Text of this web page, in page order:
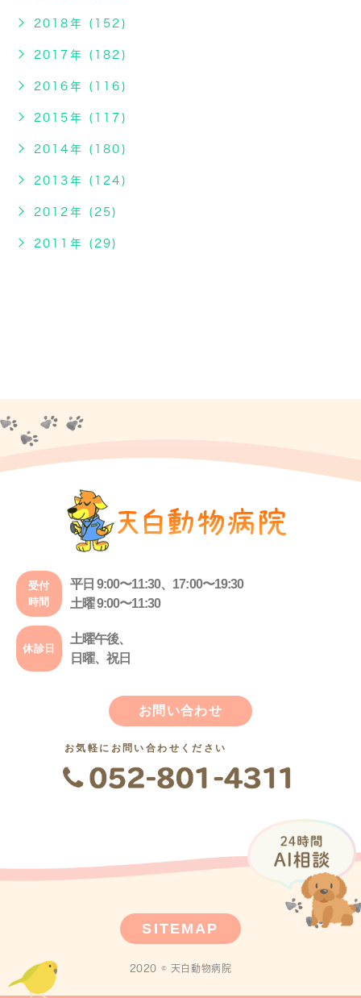
2018年 (152)
2017年 (182)
2016年 (116)
2015年 (117)
2014年 (180)
2013年 (124)
2012年 (25)
2011年 (29)
受付
時間
平日 9:00〜11:30、17:00〜19:30
土曜 9:00〜11:30
休診日
土曜午後、
日曜、祝日
お問い合わせ
お気軽にお問い合わせください
SITEMAP
2020 © 天白動物病院